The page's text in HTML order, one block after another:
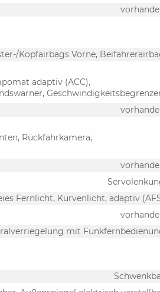
Kopfairbags Vorne,
adaptiv (ACC),
Rückfahrkamera,
Fernlicht, Kurvenlicht, adaptiv
mit